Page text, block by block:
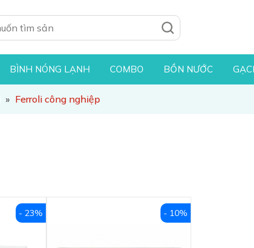
BÌNH NÓNG LẠNH COMBO BỒN NƯỚC
» Ferroli công nghiệp
- 23% - 10%